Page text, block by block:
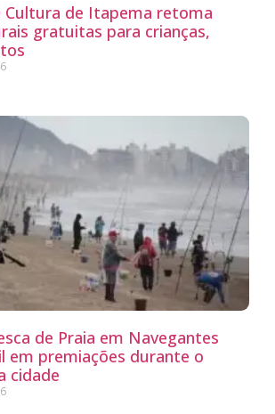
Cultura de Itapema retoma
gratuitas para crianças,
de Praia em Navegantes
em premiações durante o
cidade